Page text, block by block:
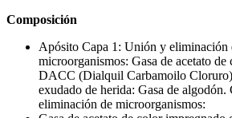
Composición
Apósito Capa 1: Unión y eliminación
microorganismos: Gasa de acetato
DACC (Dialquil Carbamoilo
exudado de herida: Gasa de
eliminación de microorganismos: